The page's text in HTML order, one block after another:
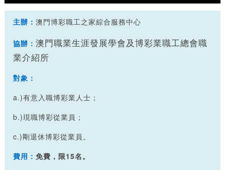
主辦： 澳門博彩職工之家綜合服務中心
協辦： 澳門職業生涯發展學會及博彩業職工總會職
業介紹所
對象：
a.)有意入職博彩業人士；
b.)現職博彩從業員；
c.)剛退休博彩從業員。
費用： 免費，限15名。